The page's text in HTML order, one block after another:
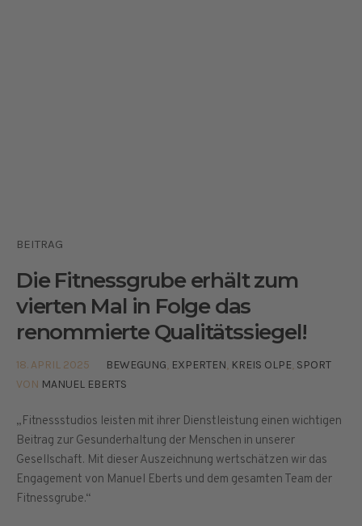
BEITRAG
Die Fitnessgrube erhält zum
vierten Mal in Folge das
renommierte Qualitätssiegel!
18. APRIL 2025 BEWEGUNG, EXPERTEN, KREIS OLPE, SPORT
VON MANUEL EBERTS
„Fitnessstudios leisten mit ihrer Dienstleistung einen wichtigen
Beitrag zur Gesunderhaltung der Menschen in unserer
Gesellschaft. Mit dieser Auszeichnung wertschätzen wir das
Engagement von Manuel Eberts und dem gesamten Team der
Fitnessgrube.“